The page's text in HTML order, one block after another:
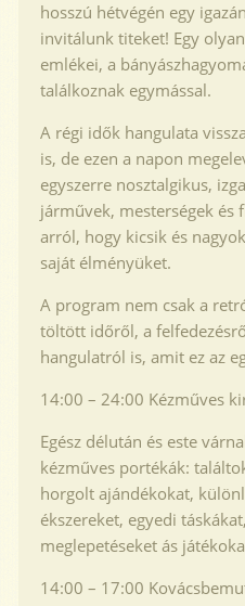
hosszú hétvégén egy
invitálunk titeket! Egy
emlékei, a
találkoznak egymással.
A régi idők hangulata
is, de ezen a napon
egyszerre nosztalgikus,
járművek, mesterségek
arról, hogy kicsik és
saját élményüket.
A program nem csak a
töltött időről, a
hangulatról is, amit ez az
14:00 – 24:00 Kézműves
Egész délután és este
kézműves portékák:
horgolt ajándékokat,
ékszereket, egyedi
meglepetéseket ás
14:00 – 17:00